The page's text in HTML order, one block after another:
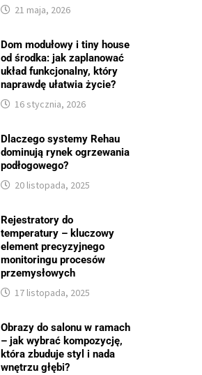
21 maja, 2026
Dom modułowy i tiny house
od środka: jak zaplanować
układ funkcjonalny, który
naprawdę ułatwia życie?
16 stycznia, 2026
Dlaczego systemy Rehau
dominują rynek ogrzewania
podłogowego?
20 listopada, 2025
Rejestratory do
temperatury – kluczowy
element precyzyjnego
monitoringu procesów
przemysłowych
17 listopada, 2025
Obrazy do salonu w ramach
– jak wybrać kompozycję,
która zbuduje styl i nada
wnętrzu głębi?